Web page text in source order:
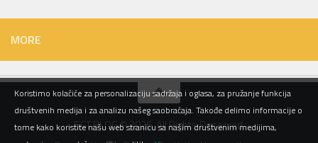
MORE
SCT BLOG © 2026. All Rights Reserved.
Koristimo kolačiće za personalizaciju sadržaja i oglasa, za pružanje funkcija
društvenih medija i za analizu našeg saobraćaja. Takođe delimo informacije o
tome kako koristite našu web stranicu sa našim društvenim medijima,